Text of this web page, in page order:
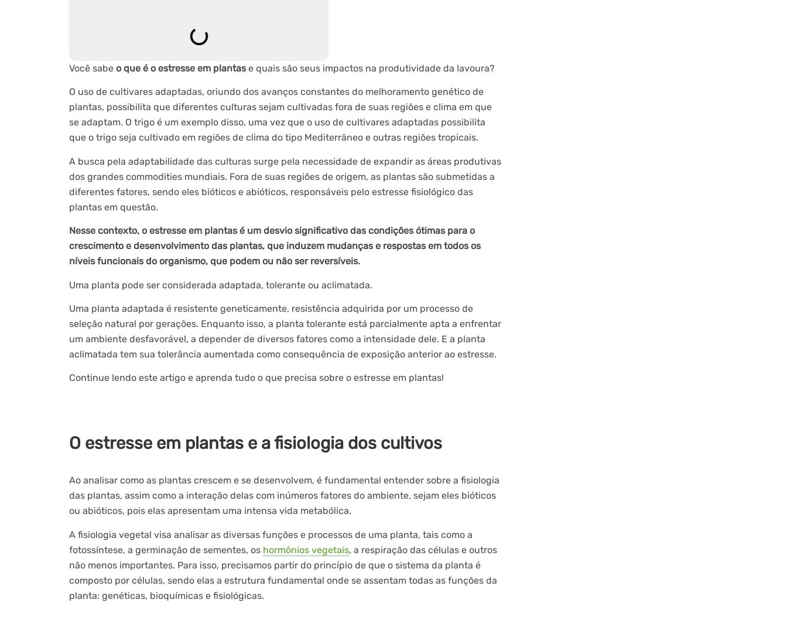
Você sabe o que é o estresse em plantas e quais são seus impactos na produtividade da lavoura?
O uso de cultivares adaptadas, oriundo dos avanços constantes do melhoramento genético de
plantas, possibilita que diferentes culturas sejam cultivadas fora de suas regiões e clima em que
se adaptam. O trigo é um exemplo disso, uma vez que o uso de cultivares adaptadas possibilita
que o trigo seja cultivado em regiões de clima do tipo Mediterrâneo e outras regiões tropicais.
A busca pela adaptabilidade das culturas surge pela necessidade de expandir as áreas produtivas
dos grandes commodities mundiais. Fora de suas regiões de origem, as plantas são submetidas a
diferentes fatores, sendo eles bióticos e abióticos, responsáveis pelo estresse fisiológico das
plantas em questão.
Nesse contexto, o estresse em plantas é um desvio significativo das condições ótimas para o
crescimento e desenvolvimento das plantas, que induzem mudanças e respostas em todos os
níveis funcionais do organismo, que podem ou não ser reversíveis.
Uma planta pode ser considerada adaptada, tolerante ou aclimatada.
Uma planta adaptada é resistente geneticamente, resistência adquirida por um processo de
seleção natural por gerações. Enquanto isso, a planta tolerante está parcialmente apta a enfrentar
um ambiente desfavorável, a depender de diversos fatores como a intensidade dele. E a planta
aclimatada tem sua tolerância aumentada como consequência de exposição anterior ao estresse.
Continue lendo este artigo e aprenda tudo o que precisa sobre o estresse em plantas!
O estresse em plantas e a fisiologia dos cultivos
Ao analisar como as plantas crescem e se desenvolvem, é fundamental entender sobre a fisiologia
das plantas, assim como a interação delas com inúmeros fatores do ambiente, sejam eles bióticos
ou abióticos, pois elas apresentam uma intensa vida metabólica.
A fisiologia vegetal visa analisar as diversas funções e processos de uma planta, tais como a
fotossíntese, a germinação de sementes, os hormônios vegetais, a respiração das células e outros
não menos importantes. Para isso, precisamos partir do princípio de que o sistema da planta é
composto por células, sendo elas a estrutura fundamental onde se assentam todas as funções da
planta: genéticas, bioquímicas e fisiológicas.